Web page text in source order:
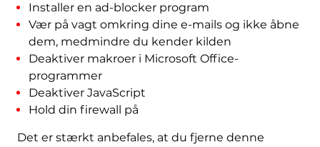
Installer en ad-blocker program
Vær på vagt omkring dine e-mails og ikke åbne
dem, medmindre du kender kilden
Deaktiver makroer i Microsoft Office-
programmer
Deaktiver JavaScript
Hold din firewall på
Det er stærkt anbefales, at du fjerne denne